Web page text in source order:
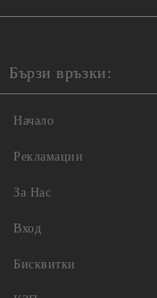
Бързи връзки:
Начало
Рекламации
За Нас
Вход
Бисквитки